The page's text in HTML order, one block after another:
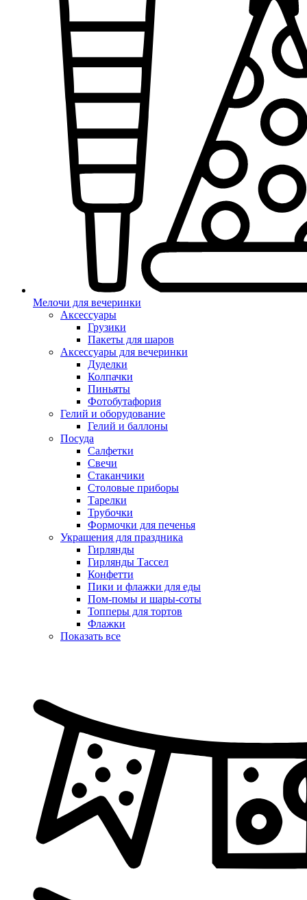
Мелочи для вечеринки
Аксессуары
Грузики
Пакеты для шаров
Аксессуары для вечеринки
Дуделки
Колпачки
Пиньяты
Фотобутафория
Гелий и оборудование
Гелий и баллоны
Посуда
Салфетки
Свечи
Стаканчики
Столовые приборы
Тарелки
Трубочки
Формочки для печенья
Украшения для праздника
Гирлянды
Гирлянды Тассел
Конфетти
Пики и флажки для еды
Пом-помы и шары-соты
Топперы для тортов
Флажки
Показать все